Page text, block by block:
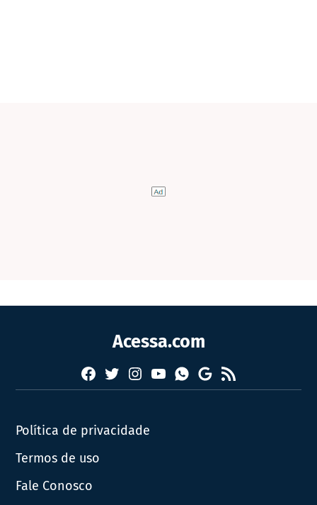
Acessa.com
Facebook
TwitterInstagram
YouTubeWhatsapp
Google
News
RSS
Política de privacidade
Termos de uso
Fale Conosco